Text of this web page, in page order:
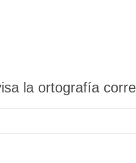
la ortografía